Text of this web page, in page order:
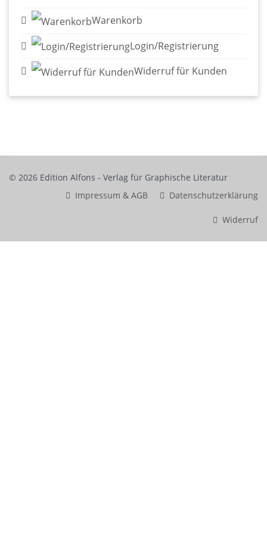
Warenkorb
Login/Registrierung
Widerruf für Kunden
© 2026 Edition Alfons - Verlag für Graphische Literatur
Impressum & AGB
Datenschutzerklärung
Widerruf